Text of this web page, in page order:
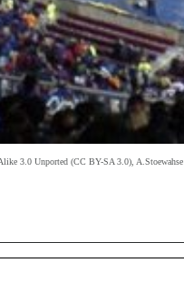
3.0 Unported (CC BY-SA 3.0), A.Stoewahse